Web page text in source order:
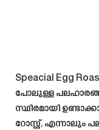
Speacial Egg
പോലുള്ള
സ്ഥിരമായി
റോസ്റ്റ്, എന്നാലും